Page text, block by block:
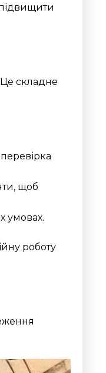
складне
щоб
умовах.
роботу